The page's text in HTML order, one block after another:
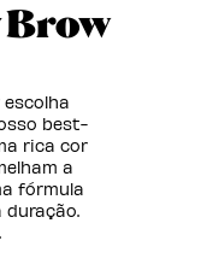
Brow
escolha
best-
rica cor
a
fórmula
duração.